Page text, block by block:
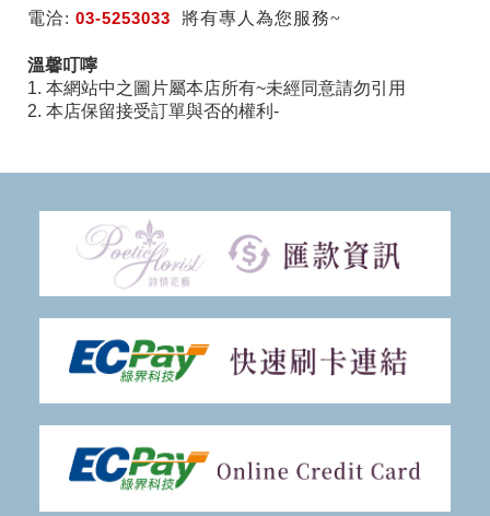
電洽:03-5253033 將有專人為您服務~
溫馨叮嚀
1. 本網站中之圖片屬本店所有~未經同意請勿引用
2. 本店保留接受訂單與否的權利-